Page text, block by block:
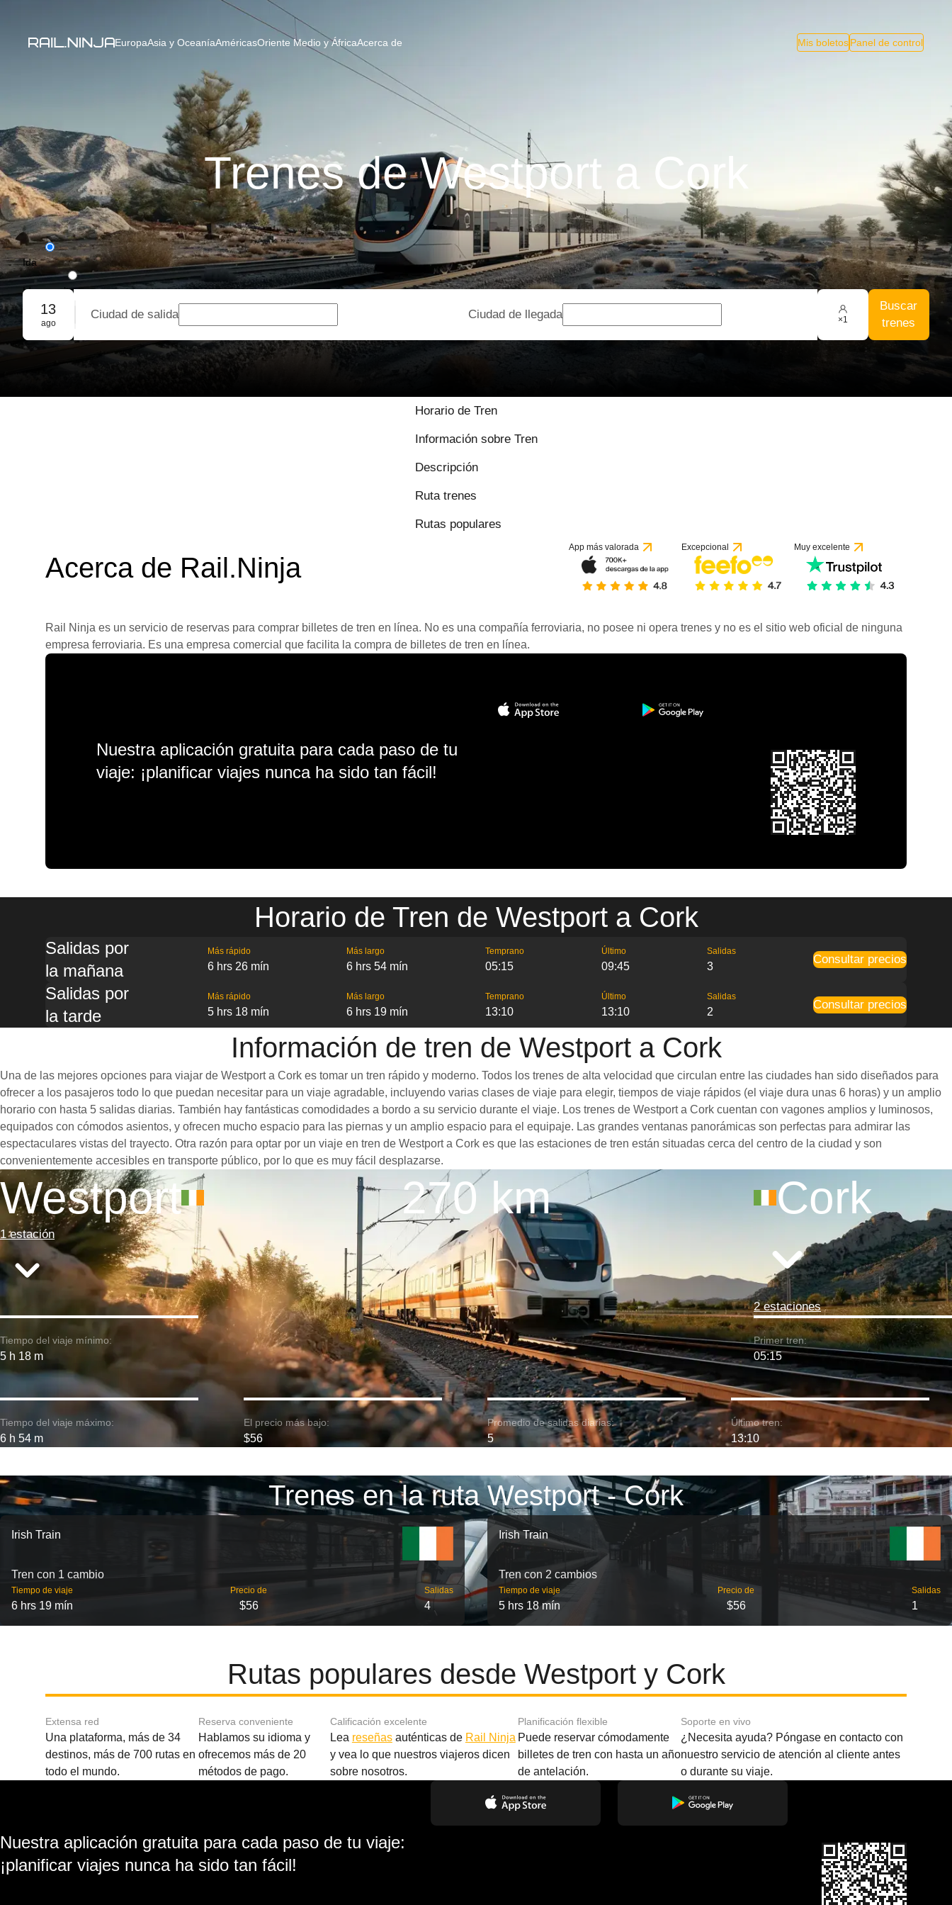
EuropaAsia y OceaníaAméricasOriente Medio y ÁfricaAcerca de Mis boletosPanel de control
Trenes de Westport a Cork
Ida
Ida y vuelta
Reserva grupal
13
ago
Ciudad de salida Ciudad de llegada ×1
Buscar
trenes
Horario de Tren
Información sobre Tren
Descripción
Ruta trenes
Rutas populares
Acerca de Rail.Ninja
App más valorada Excepcional Muy excelente
Rail Ninja es un servicio de reservas para comprar billetes de tren en línea. No es una compañía ferroviaria, no posee ni opera trenes y no es el sitio web oficial de ninguna
empresa ferroviaria. Es una empresa comercial que facilita la compra de billetes de tren en línea.
Nuestra aplicación gratuita para cada paso de tu
viaje: ¡planificar viajes nunca ha sido tan fácil!
Horario de Tren de Westport a Cork
Salidas por
la mañana
Más rápido
6 hrs 26 mín
Más largo
6 hrs 54 mín
Temprano
05:15
Último
09:45
Salidas
3
Consultar precios
Salidas por
la tarde
Más rápido
5 hrs 18 mín
Más largo
6 hrs 19 mín
Temprano
13:10
Último
13:10
Salidas
2
Consultar precios
Información de tren de Westport a Cork
Una de las mejores opciones para viajar de Westport a Cork es tomar un tren rápido y moderno. Todos los trenes de alta velocidad que circulan entre las ciudades han sido diseñados para
ofrecer a los pasajeros todo lo que puedan necesitar para un viaje agradable, incluyendo varias clases de viaje para elegir, tiempos de viaje rápidos (el viaje dura unas 6 horas) y un amplio
horario con hasta 5 salidas diarias. También hay fantásticas comodidades a bordo a su servicio durante el viaje. Los trenes de Westport a Cork cuentan con vagones amplios y luminosos,
equipados con cómodos asientos, y ofrecen mucho espacio para las piernas y un amplio espacio para el equipaje. Las grandes ventanas panorámicas son perfectas para admirar las
espectaculares vistas del trayecto. Otra razón para optar por un viaje en tren de Westport a Cork es que las estaciones de tren están situadas cerca del centro de la ciudad y son
convenientemente accesibles en transporte público, por lo que es muy fácil desplazarse.
Westport
1 estación
270 km Cork
2 estaciones
Tiempo del viaje mínimo:
5 h 18 m
Primer tren:
05:15
Tiempo del viaje máximo:
6 h 54 m
El precio más bajo:
$56
Promedio de salidas diarias:
5
Último tren:
13:10
Trenes en la ruta Westport - Cork
Irish Train
Tren con 1 cambio
Tiempo de viaje
6 hrs 19 mín
Precio de
$56
Salidas
4
Irish Train
Tren con 2 cambios
Tiempo de viaje
5 hrs 18 mín
Precio de
$56
Salidas
1
Rutas populares desde Westport y Cork
Extensa red
Una plataforma, más de 34
destinos, más de 700 rutas en
todo el mundo.
Reserva conveniente
Hablamos su idioma y
ofrecemos más de 20
métodos de pago.
Calificación excelente
Lea reseñasauténticas de Rail Ninja
y vea lo que nuestros viajeros dicen
sobre nosotros.
Planificación flexible
Puede reservar cómodamente
billetes de tren con hasta un año
de antelación.
Soporte en vivo
¿Necesita ayuda? Póngase en contacto con
nuestro servicio de atención al cliente antes
o durante su viaje.
Nuestra aplicación gratuita para cada paso de tu viaje:
¡planificar viajes nunca ha sido tan fácil!